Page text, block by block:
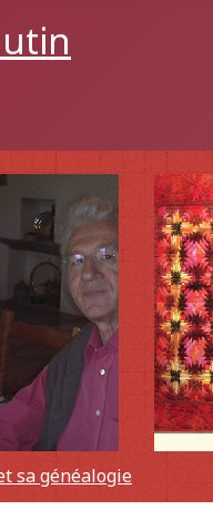
sa généalogie